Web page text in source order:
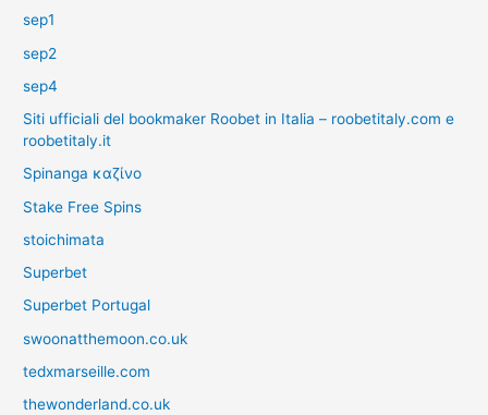
sep1
sep2
sep4
Siti ufficiali del bookmaker Roobet in Italia – roobetitaly.com e
roobetitaly.it
Spinanga καζίνο
Stake Free Spins
stoichimata
Superbet
Superbet Portugal
swoonatthemoon.co.uk
tedxmarseille.com
thewonderland.co.uk